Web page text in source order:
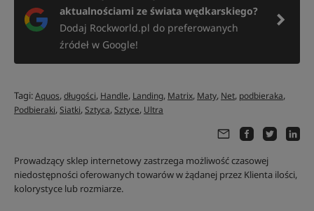
aktualnościami ze świata wędkarskiego?
Dodaj Rockworld.pl do preferowanych
źródeł w Google!
Tagi:Aquos,długości, Handle, Landing, Matrix, Maty, Net, podbieraka,
Podbieraki,Siatki,Sztyca,Sztyce, Ultra
Prowadzący sklep internetowy zastrzega możliwość czasowej
niedostępności oferowanych towarów w żądanej przez Klienta ilości,
kolorystyce lub rozmiarze.